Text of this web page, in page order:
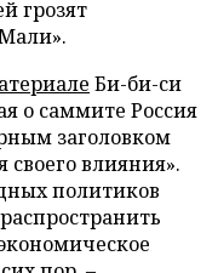
грозят
Би-би-си
о саммите Россия
заголовком
влияния».
политиков